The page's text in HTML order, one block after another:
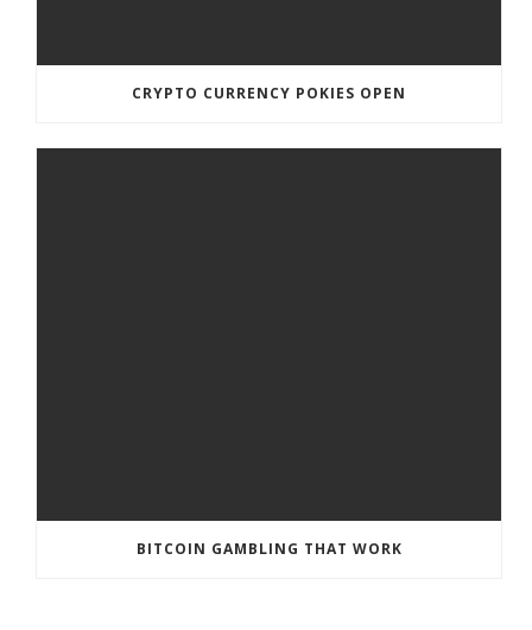
CRYPTO CURRENCY POKIES OPEN
BITCOIN GAMBLING THAT WORK